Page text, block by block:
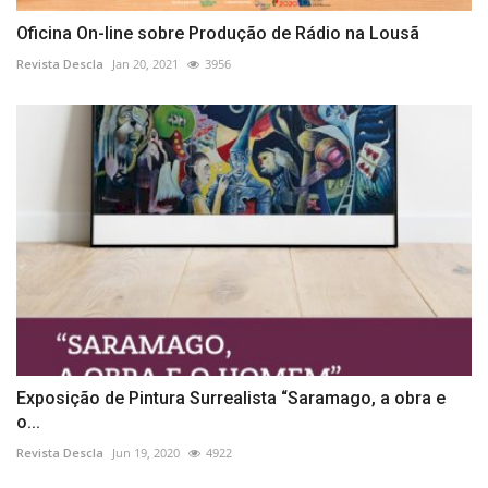
Oficina On-line sobre Produção de Rádio na Lousã
Revista Descla Jan 20, 2021 3956
Exposição de Pintura Surrealista “Saramago, a obra e
o...
Revista Descla Jun 19, 2020 4922